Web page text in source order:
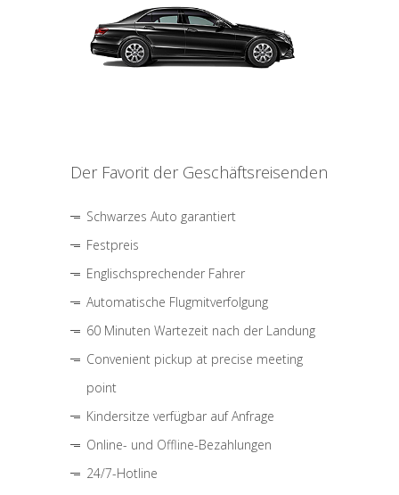
Der Favorit der Geschäftsreisenden
Schwarzes Auto garantiert
Festpreis
Englischsprechender Fahrer
Automatische Flugmitverfolgung
60 Minuten Wartezeit nach der Landung
Convenient pickup at precise meeting
point
Kindersitze verfügbar auf Anfrage
Online- und Offline-Bezahlungen
24/7-Hotline